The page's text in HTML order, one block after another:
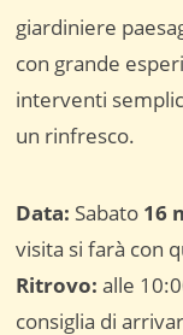
giardiniere
con grande
interventi
un rinfresco.
Data: Sabato 16
visita si farà con
Ritrovo: alle
consiglia di